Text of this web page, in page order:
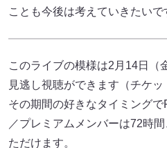
ことも今後は考えていきたいで
このライブの模様は2月14日（
見逃し視聴ができます（チケッ
その期間の好きなタイミング
／プレミアムメンバーは72時
ただけます。